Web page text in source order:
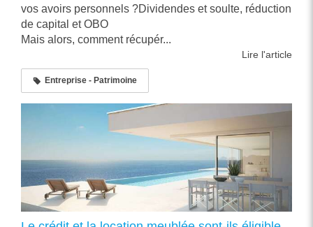
vos avoirs personnels ?Dividendes et soulte, réduction
de capital et OBO
Mais alors, comment récupér...
Lire l'article
Entreprise - Patrimoine